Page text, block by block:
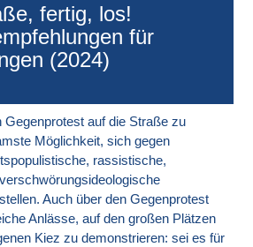
fertig, los!
für
(2024)
Gegenprotest auf die Straße zu
Möglichkeit, sich gegen
rassistische,
Auch über den Gegenprotest
Anlässe, auf den großen Plätzen
Kiez zu demonstrieren: sei es für